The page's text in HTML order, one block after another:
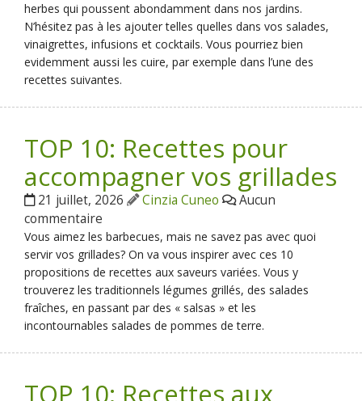
herbes qui poussent abondamment dans nos jardins.
N’hésitez pas à les ajouter telles quelles dans vos salades,
vinaigrettes, infusions et cocktails. Vous pourriez bien
evidemment aussi les cuire, par exemple dans l’une des
recettes suivantes.
TOP 10: Recettes pour
accompagner vos grillades
21 juillet, 2026 Cinzia Cuneo
Aucun
commentaire
Vous aimez les barbecues, mais ne savez pas avec quoi
servir vos grillades? On va vous inspirer avec ces 10
propositions de recettes aux saveurs variées. Vous y
trouverez les traditionnels légumes grillés, des salades
fraîches, en passant par des « salsas » et les
incontournables salades de pommes de terre.
TOP 10: Recettes aux